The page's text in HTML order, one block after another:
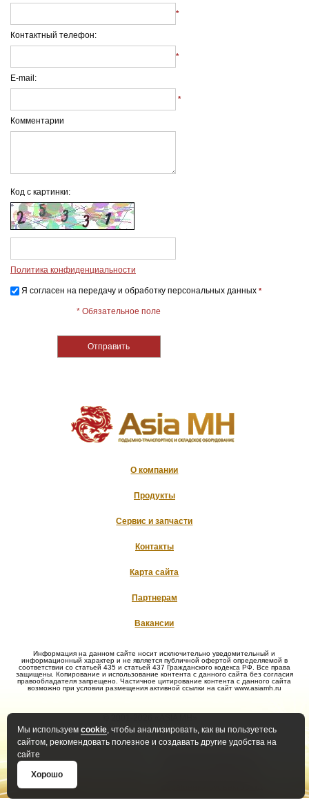
*
Контактный телефон:
*
E-mail:
*
Комментарии
Код с картинки:
Политика конфиденциальности
Я согласен на передачу и обработку персональных данных *
* Обязательное поле
Мы используем cookie, чтобы анализировать, как вы пользуетесь
сайтом, рекомендовать полезное и создавать другие удобства на
сайте
Хорошо
О компании
Продукты
Сервис и запчасти
Контакты
Карта сайта
Партнерам
Вакансии
Информация на данном сайте носит исключительно уведомительный и
информационный характер и не является публичной офертой определяемой в
соответствии со статьей 435 и статьей 437 Гражданского кодекса РФ. Все права
защищены. Копирование и использование контента с данного сайта без согласия
правообладателя запрещено. Частичное цитирование контента с данного сайта
возможно при условии размещения активной ссылки на сайт www.asiamh.ru
Политика конфиденциальности
Положение о защите и порядке
обработки ПД